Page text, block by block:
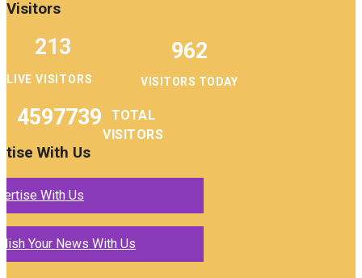
Visitors
LIVE VISITORS
213 962
VISITORS TODAY
4597739
TOTAL
VISITORS
With Us
With Us
Your News With Us